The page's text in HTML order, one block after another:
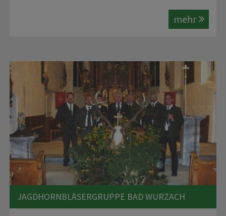
mehr
JAGDHORNBLÄSERGRUPPE BAD WURZACH